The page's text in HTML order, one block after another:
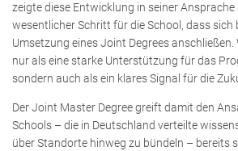
zeigte diese Entwicklung in seiner Ansprache
wesentlicher Schritt für die School, dass sich
Umsetzung eines Joint Degrees
nur als eine starke Unterstützung für das
sondern auch als ein klares Signal für die
Der Joint Master Degree greift damit den
Schools – die in Deutschland verteilte
über Standorte hinweg zu bündeln – bereits